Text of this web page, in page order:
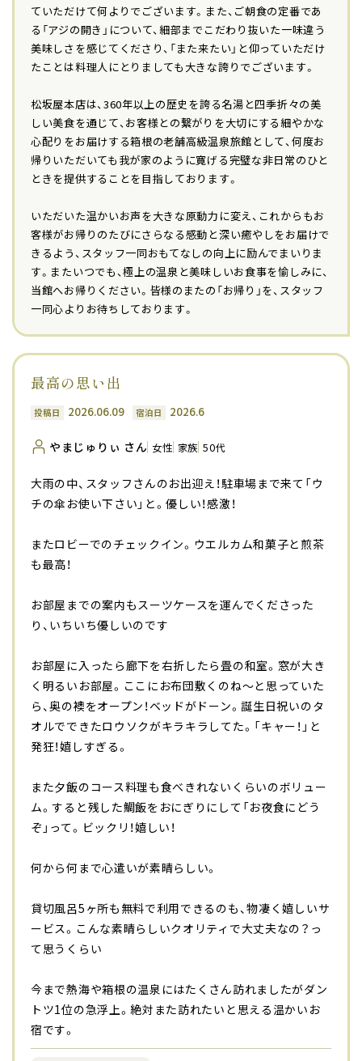
ていただけて何よりでございます。また、ご朝食の定番であ
る「アジの開き」について、細部までこだわり抜いた一味違う
美味しさを感じてくださり、「また来たい」と仰っていただけ
たことは料理人にとりましても大きな誇りでございます。
松坂屋本店は、360年以上の歴史を誇る名湯と四季折々の美
しい美食を通じて、お客様との繋がりを大切にする細やかな
心配りをお届けする箱根の老舗高級温泉旅館として、何度お
帰りいただいても我が家のように寛げる完璧な非日常のひと
ときを提供することを目指しております。
いただいた温かいお声を大きな原動力に変え、これからもお
客様がお帰りのたびにさらなる感動と深い癒やしをお届けで
きるよう、スタッフ一同おもてなしの向上に励んでまいりま
す。またいつでも、極上の温泉と美味しいお食事を愉しみに、
当館へお帰りください。皆様のまたの「お帰り」を、スタッフ
一同心よりお待ちしております。
最高の思い出
投稿日 2026.06.09 宿泊日 2026.6
やまじゅりぃ さん 女性 家族 50代
大雨の中、スタッフさんのお出迎え！駐車場まで来て「ウ
チの傘お使い下さい」と。優しい！感激！
またロビーでのチェックイン。ウエルカム和菓子と煎茶
も最高！
お部屋までの案内もスーツケースを運んでくださった
り、いちいち優しいのです
お部屋に入ったら廊下を右折したら畳の和室。窓が大き
く明るいお部屋。ここにお布団敷くのね〜と思っていた
ら、奥の襖をオープン！ベッドがドーン。誕生日祝いのタ
オルでできたロウソクがキラキラしてた。「キャー！」と
発狂！嬉しすぎる。
また夕飯のコース料理も食べきれないくらいのボリュー
ム。すると残した鯛飯をおにぎりにして「お夜食にどう
ぞ」って。ビックリ！嬉しい！
何から何まで心遣いが素晴らしい。
貸切風呂5ヶ所も無料で利用できるのも、物凄く嬉しいサ
ービス。こんな素晴らしいクオリティで大丈夫なの？っ
て思うくらい
今まで熱海や箱根の温泉にはたくさん訪れましたがダン
トツ1位の急浮上。絶対また訪れたいと思える温かいお
宿です。